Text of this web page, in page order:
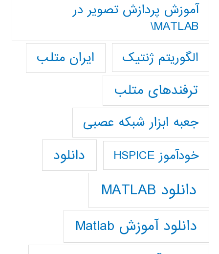
آموزش پردازش تصوير در
MATLAB\
الگوریتم ژنتیک
ایران متلب
ترفندهای متلب
جعبه ابزار شبکه عصبی
خودآموز HSPICE دانلود
دانلود MATLAB
دانلود آموزش Matlab